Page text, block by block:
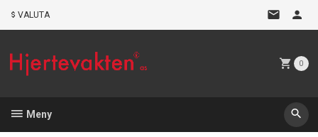
VALUTA
0
Meny